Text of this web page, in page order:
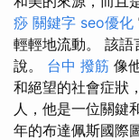
痧 關鍵字 seo優化
輕輕地流動。 該語
說。 台中 撥筋 像
和絕望的社會症狀
人，他是一位關鍵
年的布達佩斯國際